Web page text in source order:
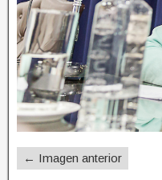
← Imagen anterior